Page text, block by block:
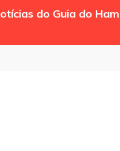
do Guia do